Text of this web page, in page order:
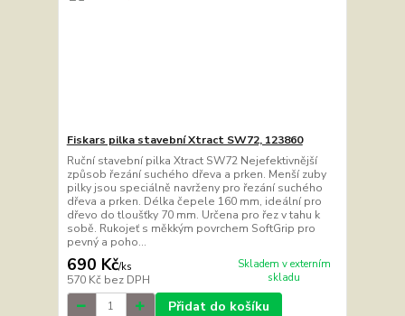
Fiskars pilka stavební Xtract SW72, 123860
Ruční stavební pilka Xtract SW72 Nejefektivnější
způsob řezání suchého dřeva a prken. Menší zuby
pilky jsou speciálně navrženy pro řezání suchého
dřeva a prken. Délka čepele 160 mm, ideální pro
dřevo do tloušťky 70 mm. Určena pro řez v tahu k
sobě. Rukojeť s měkkým povrchem SoftGrip pro
pevný a poho...
690 Kč/ks
570 Kč bez DPH
Skladem v externím
skladu
Přidat do košíku